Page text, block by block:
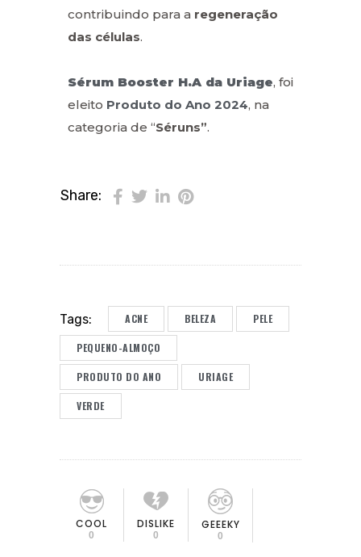
contribuindo para a regeneração
das células.
Sérum Booster H.A da Uriage, foi
eleito Produto do Ano 2024, na
categoria de “Séruns”.
Share:
Tags: ACNE BELEZA PELE
PEQUENO-ALMOÇO
PRODUTO DO ANO URIAGE
VERDE
COOL
0
DISLIKE
0
GEEEKY
0